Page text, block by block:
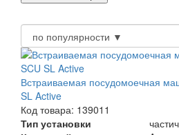
Встраиваемая посудомоечная
SL Active
Код товара: 139011
Тип установки